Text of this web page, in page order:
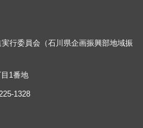
行委員会（石川県企画振興部地域振
1番地
1328